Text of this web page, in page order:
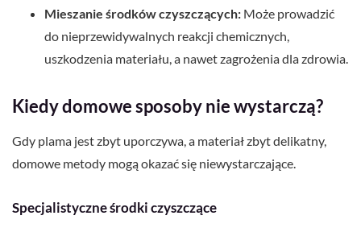
Mieszanie środków czyszczących: Może prowadzić
do nieprzewidywalnych reakcji chemicznych,
uszkodzenia materiału, a nawet zagrożenia dla zdrowia.
Kiedy domowe sposoby nie wystarczą?
Gdy plama jest zbyt uporczywa, a materiał zbyt delikatny,
domowe metody mogą okazać się niewystarczające.
Specjalistyczne środki czyszczące